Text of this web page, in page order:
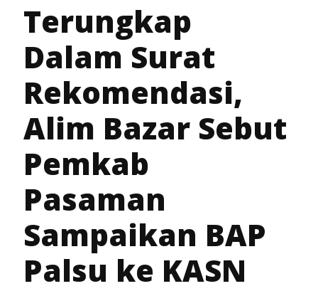
Terungkap
Dalam Surat
Rekomendasi,
Alim Bazar Sebut
Pemkab
Pasaman
Sampaikan BAP
Palsu ke KASN